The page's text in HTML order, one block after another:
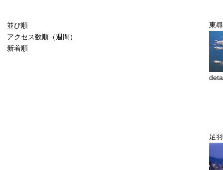
並び順
アクセス数順（週間）
新着順
東
足